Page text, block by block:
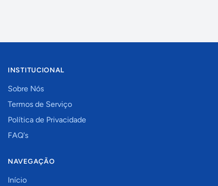
INSTITUCIONAL
Sobre Nós
Termos de Serviço
Política de Privacidade
FAQ's
NAVEGAÇÃO
Início